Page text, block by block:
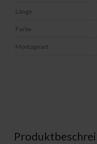
Länge
Farbe
Montageart